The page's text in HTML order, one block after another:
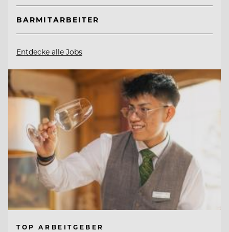
BARMITARBEITER
Entdecke alle Jobs
TOP ARBEITGEBER